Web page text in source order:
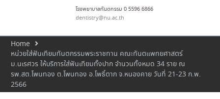
2569 ณ คณะทันแพทยศาสตร์
โรงพยาบาลทันตกรรม 0 5596 6866
dentistry@nu.ac.th
Home
หน่วยใส่ฟันเทียมทันตกรรมพระราชทาน คณะทันตแพทยศาสตร์
ม.นเรศวร ให้บริการใส่ฟันเทียมทั้งปาก จำนวนทั้งหมด 34 ราย ณ
รพ.สต.โพนทอง ต.โพนทอง อ.โพธิ์ตาก จ.หนองคาย วันที่ 21-23 ก.พ.
2566